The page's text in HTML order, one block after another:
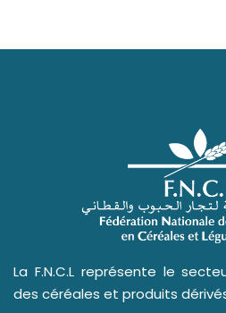
La F.N.C.L représente le
des céréales et produits